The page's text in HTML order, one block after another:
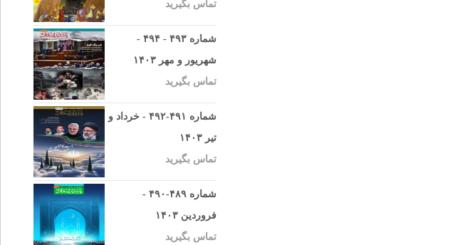
تماس بگیرید
شماره ۴۹۳ - ۴۹۴ -
شهریور و مهر ۱۴۰۳
تماس بگیرید
شماره ۴۹۱-۴۹۲ - خرداد و
تیر ۱۴۰۳
تماس بگیرید
شماره ۴۸۹-۴۹۰ -
فروردین ۱۴۰۳
تماس بگیرید